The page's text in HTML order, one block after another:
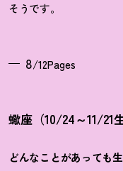
そうです。
8/12Pages
蠍座（10/24～11/21
どんなことがあっても